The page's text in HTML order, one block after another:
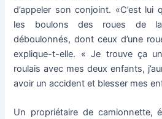
d’appeler son conjoint. «C’est
les boulons des roues de
déboulonnés, dont ceux d’une
explique-t-elle. « Je trouve ça
roulais avec mes deux enfants,
avoir un accident et blesser mes
Un propriétaire de camionnette,